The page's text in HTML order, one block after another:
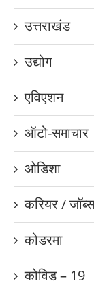
उत्तराखंड
उद्योग
एविएशन
ऑटो-समाचार
ओडिशा
करियर / जॉब्स
कोडरमा
कोविड – 19